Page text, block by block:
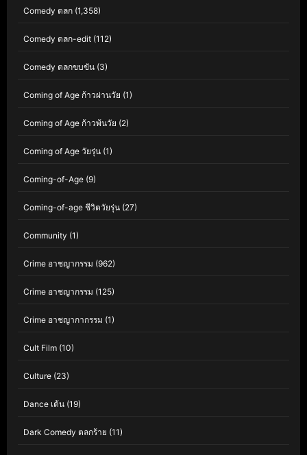
Comedy ตลก (1,358)
Comedy ตลก-edit (112)
Comedy ตลกขบขัน (3)
Coming of Age ก้าวผ่านวัย (1)
Coming of Age ก้าวพ้นวัย (2)
Coming of Age วัยรุ่น (1)
Coming-of-Age (9)
Coming-of-age ชีวิตวัยรุ่น (27)
Community (1)
Crime อาชญากรรม (962)
Crime อาชญากรรม (125)
Crime อาชญากากรรม (1)
Cult Film (10)
Culture (23)
Dance เต้น (19)
Dark Comedy ตลกร้าย (11)